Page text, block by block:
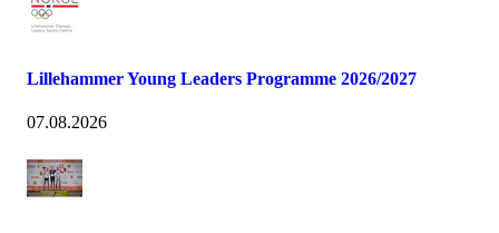
Lillehammer Young Leaders Programme 2026/2027
07.08.2026